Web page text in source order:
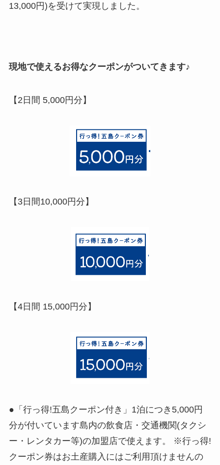
13,000円)を受けて実現しました。
現地で使えるお得なクーポンがついてきます♪
【2日間 5,000円分】
【3日間10,000円分】
【4日間 15,000円分】
●「行っ得!五島クーポン付き」1泊につき5,000円
分が付いています島内の飲食店・交通機関(タクシ
ー・レンタカー等)の加盟店で使えます。 ※行っ得!
クーポン券はお土産購入にはご利用頂けませんの